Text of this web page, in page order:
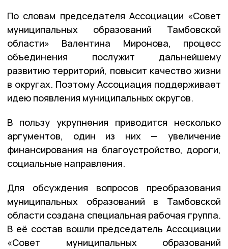
По словам председателя Ассоциации «Совет
муниципальных образований Тамбовской
области» Валентина Миронова, процесс
объединения послужит дальнейшему
развитию территорий, повысит качество жизни
в округах. Поэтому Ассоциация поддерживает
идею появления муниципальных округов.
В пользу укрупнения приводится несколько
аргументов, один из них — увеличение
финансирования на благоустройство, дороги,
социальные направления.
Для обсуждения вопросов преобразования
муниципальных образований в Тамбовской
области создана специальная рабочая группа.
В её состав вошли председатель Ассоциации
«Совет муниципальных образований